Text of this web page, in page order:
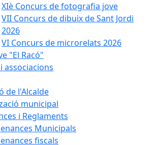
XIè Concurs de fotografia jove
VII Concurs de dibuix de Sant Jordi
2026
VI Concurs de microrelats 2026
"El Racó"
associacions
de l'Alcalde
municipal
i Reglaments
Municipals
fiscals